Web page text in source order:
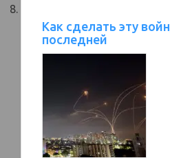
Как сделать эту
последней